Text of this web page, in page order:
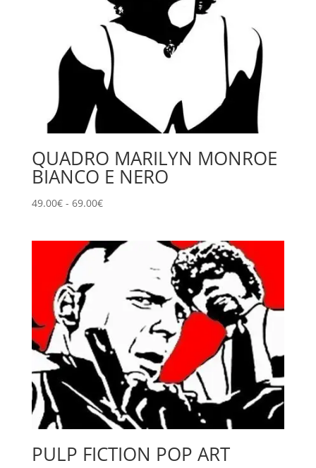
QUADRO MARILYN MONROE
BIANCO E NERO
49.00€ - 69.00€Fascia
da
49.00€
69.00€
PULP FICTION POP ART